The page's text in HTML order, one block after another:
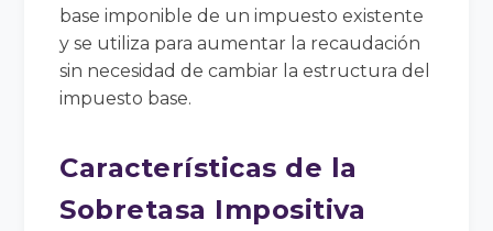
base imponible de un impuesto existente
y se utiliza para aumentar la recaudación
sin necesidad de cambiar la estructura del
impuesto base.
Características de la
Sobretasa Impositiva